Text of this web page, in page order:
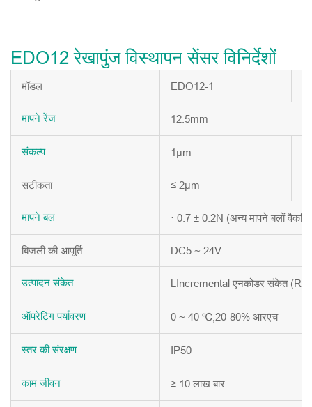
EDO12 रेखापुंज विस्थापन सेंसर विनिर्देशों
मॉडल EDO12-1
मापने रेंज 12.5mm
संकल्प 1μm
सटीकता ≤ 2μm
मापने बल · 0.7 ± 0.2N (अन्य मापने बलों
बिजली की आपूर्ति DC5 ~ 24V
उत्पादन संकेत LIncremental एनकोडर संकेत
ऑपरेटिंग पर्यावरण 0 ~ 40 ℃,20-80% आरएच
स्तर की संरक्षण IP50
काम जीवन ≥ 10 लाख बार